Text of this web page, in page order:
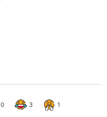
0 3 1